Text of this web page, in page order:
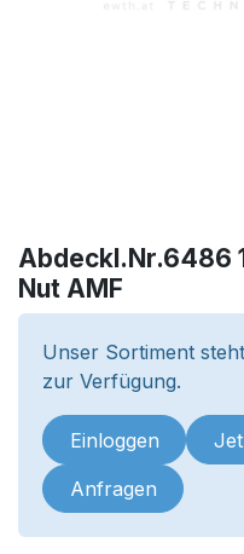
Abdeckl.Nr.6486
Nut AMF
Unser Sortiment
zur Verfügung.
Einloggen
Anfragen